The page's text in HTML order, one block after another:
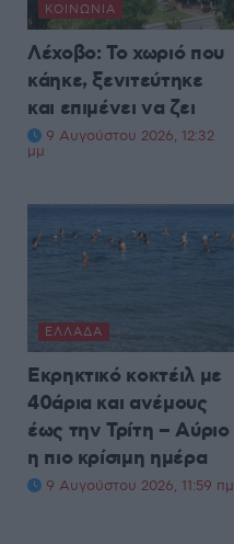
ΚΟΙΝΩΝΊΑ
Λέχοβο: Το χωριό που
κάηκε, ξενιτεύτηκε
και επιμένει να ζει
9 Αυγούστου 2026, 12:32
μμ
ΕΛΛΆΔΑ
Εκρηκτικό κοκτέιλ με
40άρια και ανέμους
έως την Τρίτη – Αύριο
η πιο κρίσιμη ημέρα
9 Αυγούστου 2026, 11:59 πμ